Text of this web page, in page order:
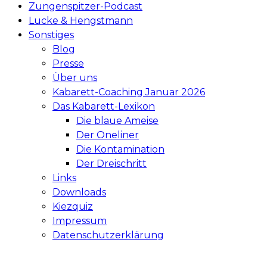
Zungenspitzer-Podcast
Lucke & Hengstmann
Sonstiges
Blog
Presse
Über uns
Kabarett-Coaching Januar 2026
Das Kabarett-Lexikon
Die blaue Ameise
Der Oneliner
Die Kontamination
Der Dreischritt
Links
Downloads
Kiezquiz
Impressum
Datenschutzerklärung